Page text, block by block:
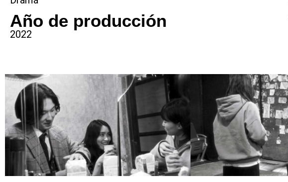
Año de producción
2022